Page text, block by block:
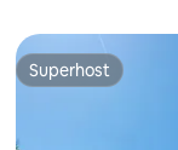
Superhost
Superhost